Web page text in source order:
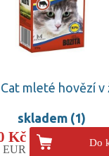
mleté hovězí v
skladem (1)
Kč
EUR
Do